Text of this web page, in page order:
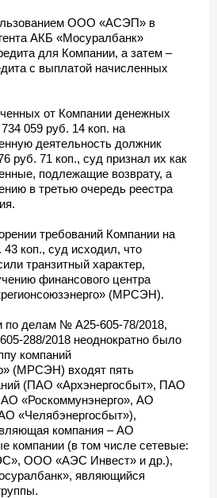
ООО «АСЭП» в
АКБ «Мосуралбанк»
для Компании, а затем –
с выплатой начисленных
от Компании денежных
059 руб. 14 коп. на
деятельность должник
руб. 71 коп., суд признал их как
подлежащие возврату, а
в третью очередь реестра
требований Компании на
коп., суд исходил, что
транзитный характер,
финансового центра
(МРСЭН).
по делам № А25-605-78/2018,
288/2018 неоднократно было
компаний
(МРСЭН) входят пять
(ПАО «Архэнергосбыт», ПАО
АО «Роскоммунэнерго», АО
«Челябэнергосбыт»),
компания – АО
компании (в том числе сетевые:
ООО «АЭС Инвест» и др.),
являющийся